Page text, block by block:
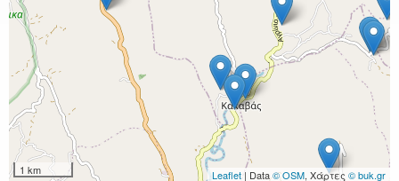
1 km Leaflet | Data© OSM, Χάρτες © buk.gr